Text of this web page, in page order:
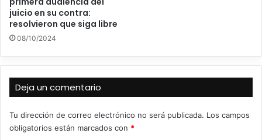
juicio en su contra:
resolvieron que siga libre
08/10/2024
Deja un comentario
Tu dirección de correo electrónico no será publicada. Los campos
obligatorios están marcados con *